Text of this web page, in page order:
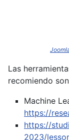
Las
recomiendo
Machine
https://
https://
2023/